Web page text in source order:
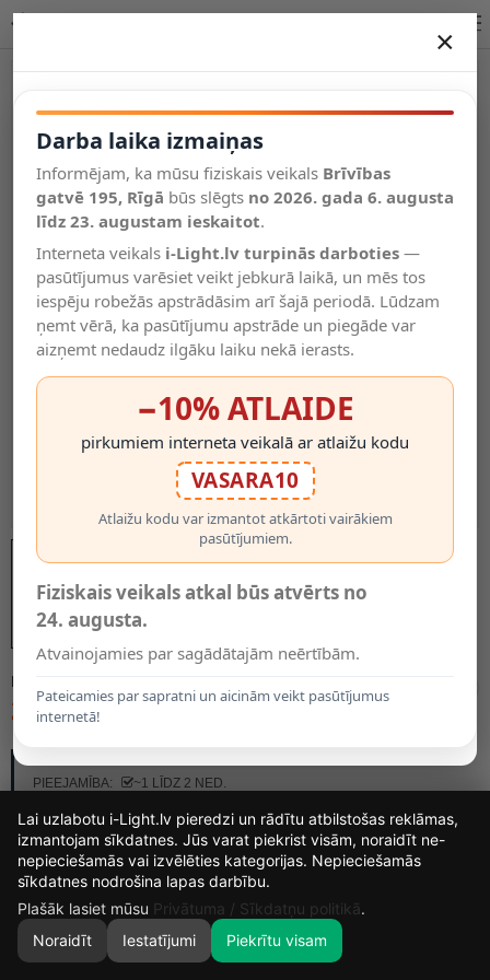
Salīdzināt
Vēlmju
saraksts
Valodas
0
MODELIS:
20.55€
PIEEJAMĪBA:
~1 LĪDZ 2 NED.
×
Darba laika izmaiņas
Informējam, ka mūsu fiziskais veikals Brīvības
gatvē 195, Rīgā būs slēgts no 2026. gada 6. augusta
līdz 23. augustam ieskaitot.
Interneta veikals i-Light.lv turpinās darboties —
pasūtījumus varēsiet veikt jebkurā laikā, un mēs tos
iespēju robežās apstrādāsim arī šajā periodā. Lūdzam
ņemt vērā, ka pasūtījumu apstrāde un piegāde var
aizņemt nedaudz ilgāku laiku nekā ierasts.
−10% ATLAIDE
pirkumiem interneta veikalā ar atlaižu kodu
VASARA10
Atlaižu kodu var izmantot atkārtoti vairākiem
pasūtījumiem.
Fiziskais veikals atkal būs atvērts no
24. augusta.
Atvainojamies par sagādātajām neērtībām.
Pateicamies par sapratni un aicinām veikt pasūtījumus
internetā!
16
DIENAS
3
STUNDAS
38
MIN.
47
Lai uzlabotu i-Light.lv pieredzi un rādītu atbilstošas reklāmas,
izmantojam sīkdatnes. Jūs varat piekrist visām, noraidīt ne-
nepieciešamās vai izvēlēties kategorijas. Nepieciešamās
sīkdatnes nodrošina lapas darbību.
Plašāk lasiet mūsu Privātuma / Sīkdatņu politikā.
Noraidīt
Iestatījumi Piekrītu visam